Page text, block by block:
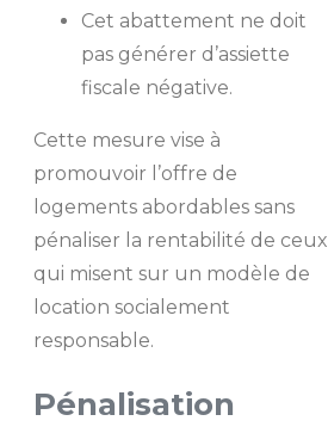
Cet abattement ne doit
pas générer d’assiette
fiscale négative.
Cette mesure vise à
promouvoir l’offre de
logements abordables sans
pénaliser la rentabilité de ceux
qui misent sur un modèle de
location socialement
responsable.
Pénalisation